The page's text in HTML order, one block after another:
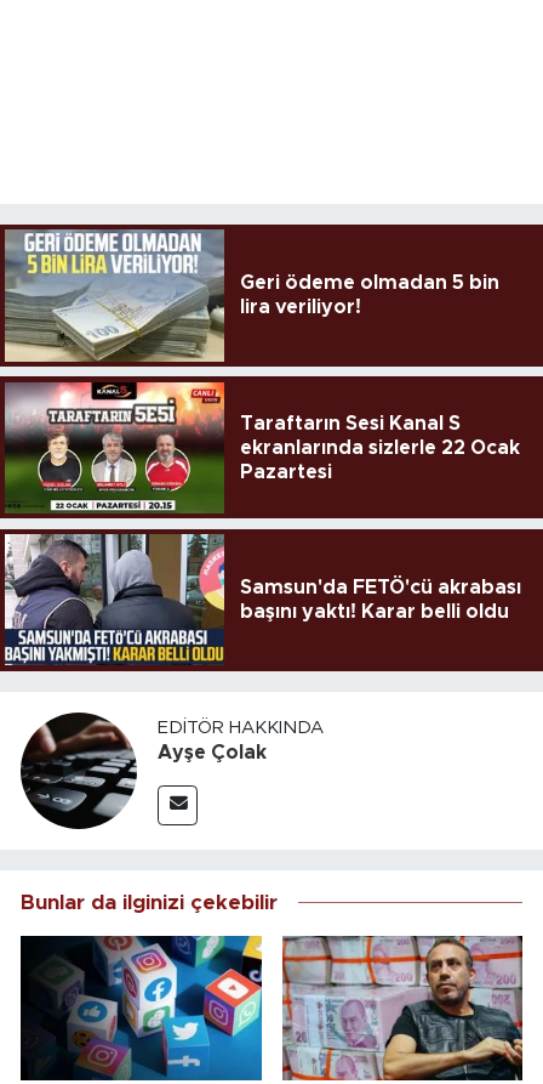
Geri ödeme olmadan 5 bin
lira veriliyor!
Taraftarın Sesi Kanal S
ekranlarında sizlerle 22 Ocak
Pazartesi
Samsun'da FETÖ'cü akrabası
başını yaktı! Karar belli oldu
EDITÖR HAKKINDA
Ayşe Çolak
Bunlar da ilginizi çekebilir